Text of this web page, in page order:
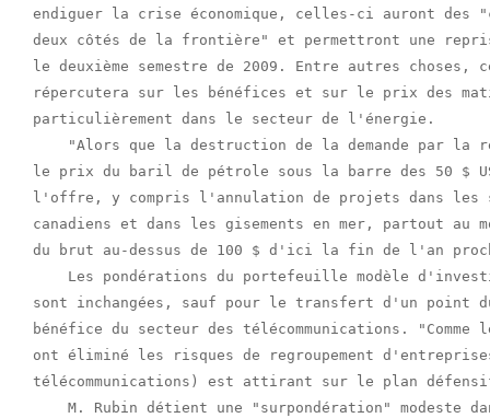
endiguer la crise économique, celles-ci auront des
deux côtés de la frontière" et permettront une
le deuxième semestre de 2009. Entre autres choses,
répercutera sur les bénéfices et sur le prix des
particulièrement dans le secteur de l'énergie.
"Alors que la destruction de la demande par la
le prix du baril de pétrole sous la barre des 50 $
l'offre, y compris l'annulation de projets dans les
canadiens et dans les gisements en mer, partout au
du brut au-dessus de 100 $ d'ici la fin de l'an
Les pondérations du portefeuille modèle
sont inchangées, sauf pour le transfert d'un point
bénéfice du secteur des télécommunications. "Comme
ont éliminé les risques de regroupement
télécommunications) est attirant sur le plan
M. Rubin détient une "surpondération" modeste